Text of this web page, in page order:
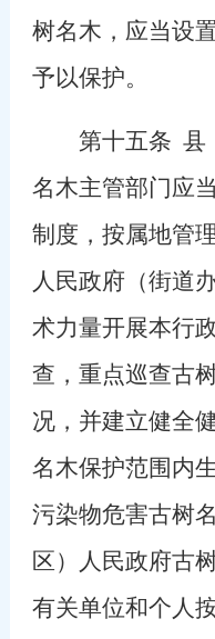
树名木，应当设
予以保护。
第十五条 县
名木主管部门应
制度，按属地管
人民政府（街道
术力量开展本行
查，重点巡查古
况，并建立健全
名木保护范围内
污染物危害古树
区）人民政府古
有关单位和个人